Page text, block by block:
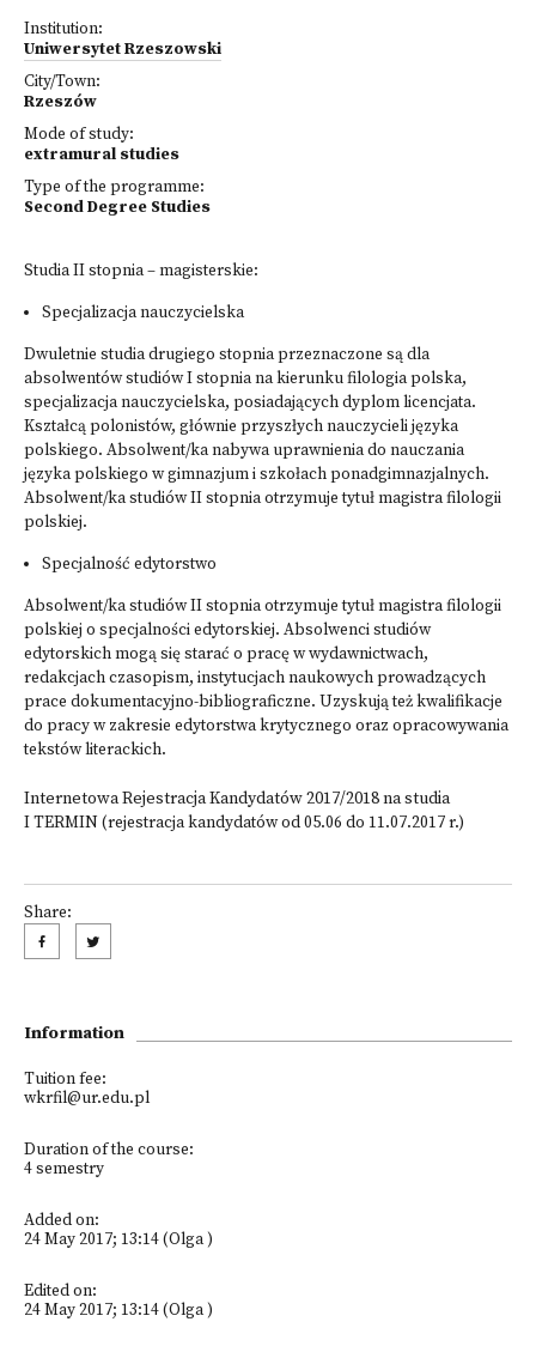
Institution:
Uniwersytet Rzeszowski
City/Town:
Rzeszów
Mode of study:
extramural studies
Type of the programme:
Second Degree Studies
Studia II stopnia – magisterskie:
Specjalizacja nauczycielska
Dwuletnie studia drugiego stopnia przeznaczone są dla
absolwentów studiów I stopnia na kierunku filologia polska,
specjalizacja nauczycielska, posiadających dyplom licencjata.
Kształcą polonistów, głównie przyszłych nauczycieli języka
polskiego. Absolwent/ka nabywa uprawnienia do nauczania
języka polskiego w gimnazjum i szkołach ponadgimnazjalnych.
Absolwent/ka studiów II stopnia otrzymuje tytuł magistra filologii
polskiej.
Specjalność edytorstwo
Absolwent/ka studiów II stopnia otrzymuje tytuł magistra filologii
polskiej o specjalności edytorskiej. Absolwenci studiów
edytorskich mogą się starać o pracę w wydawnictwach,
redakcjach czasopism, instytucjach naukowych prowadzących
prace dokumentacyjno-bibliograficzne. Uzyskują też kwalifikacje
do pracy w zakresie edytorstwa krytycznego oraz opracowywania
tekstów literackich.
Internetowa Rejestracja Kandydatów 2017/2018 na studia
I TERMIN (rejestracja kandydatów od 05.06 do 11.07.2017 r.)
Share:
Information
Tuition fee:
wkrfil@ur.edu.pl
Duration of the course:
4 semestry
Added on:
24 May 2017; 13:14 (Olga )
Edited on:
24 May 2017; 13:14 (Olga )